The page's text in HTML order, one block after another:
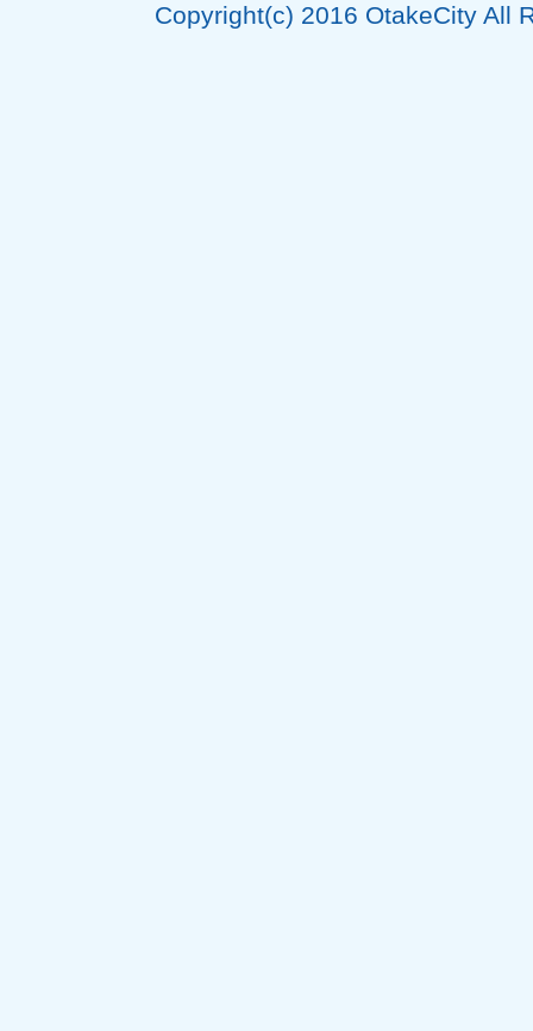
Copyright(c) 2016 OtakeCity All